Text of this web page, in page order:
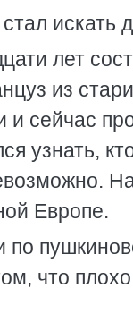
искать
лет
из
сейчас
узнать,
Европе.
по
что